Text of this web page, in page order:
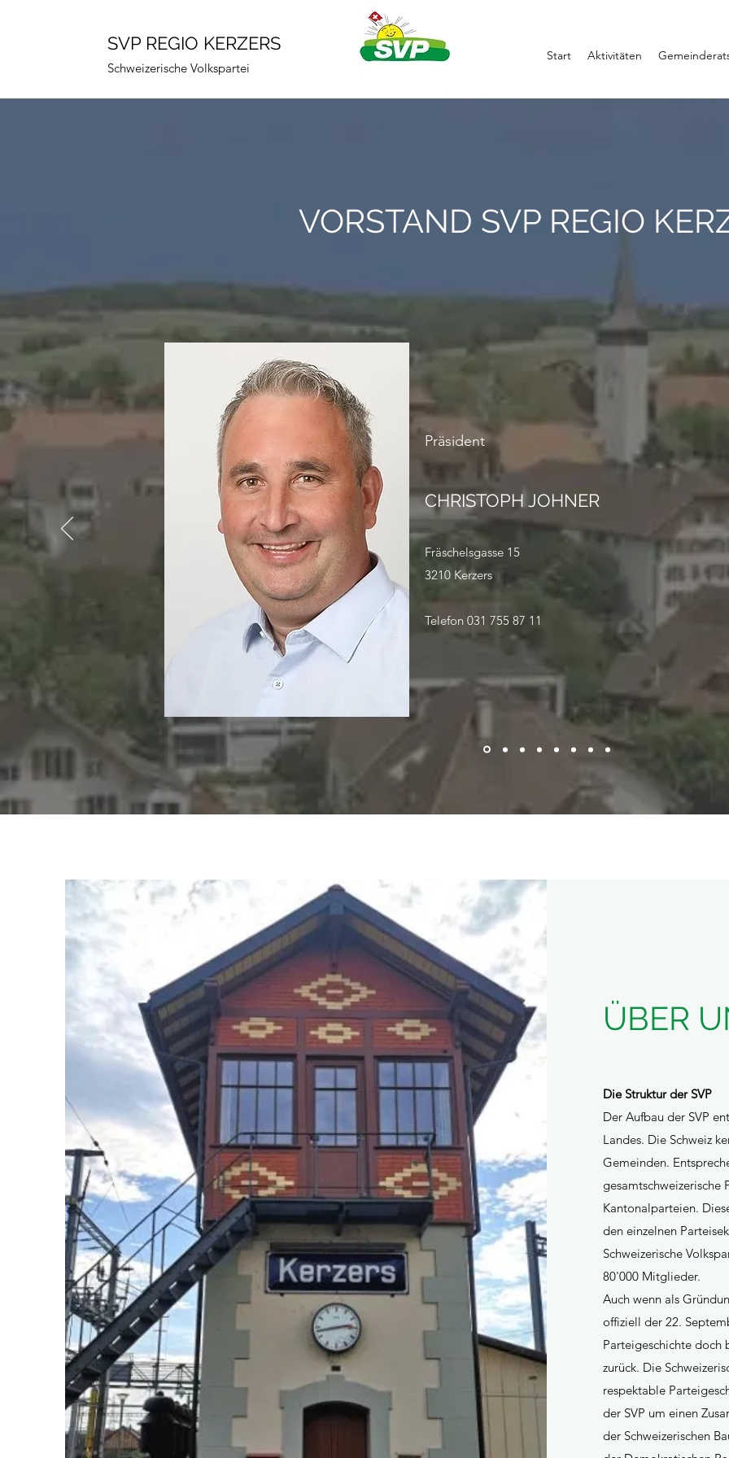
SVP REGIO KERZERS
Schweizerische Volkspartei
Start Aktivitäten
VORSTAND SVP REGIO
Präsident
CHRISTOPH JOHNER
Fräschelsgasse 15
3210 Kerzers
Telefon 031 755 87 11
ÜBER
Die Struktur der SVP
Der Aufbau der SVP
Landes. Die Schweiz
Gemeinden.
gesamtschweizerische
Kantonalparteien.
den einzelnen
Schweizerische
80'000 Mitglieder.
Auch wenn als
offiziell der 22.
Parteigeschichte doch
zurück. Die
respektable
der SVP um einen
der Schweizerischen